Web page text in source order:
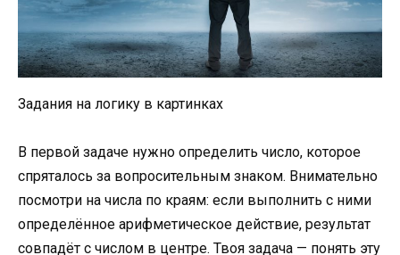
Задания на логику в картинках
В первой задаче нужно определить число, которое
спряталось за вопросительным знаком. Внимательно
посмотри на числа по краям: если выполнить с ними
определённое арифметическое действие, результат
совпадёт с числом в центре. Твоя задача — понять эту